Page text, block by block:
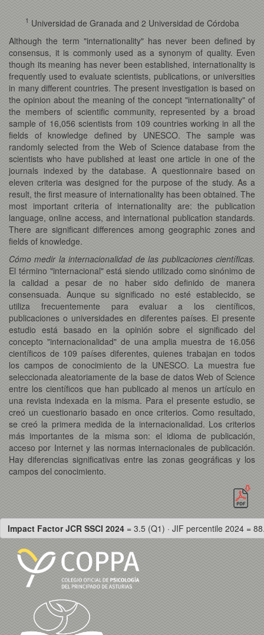
1 Universidad de Granada and 2 Universidad de Córdoba
Although the term "internationality" has never been defined by
consensus, it is commonly used as a synonym of quality. Even
though its meaning has never been established, internationality is
frequently used to evaluate scientists, publications, or universities
in many different countries. The present investigation is based on
the opinion about the meaning of the concept "internationality" of
the members of scientific community, represented by a broad
sample of 16,056 scientists from 109 countries working in all the
fields of knowledge defined by UNESCO. The sample was
randomly selected from the Web of Science database from the
scientists who have published at least one article in one of the
journals indexed by the database. A questionnaire based on
eleven criteria was designed for the purpose of the study. As a
result, the first measure of internationality has been obtained. The
most important criteria of internationality are: the publication
language, online access, and international publication standards.
There are significant differences among geographic zones and
fields of knowledge.
Cómo medir la internacionalidad de las publicaciones científicas.
El término "internacional" está siendo utilizado como sinónimo de
la calidad a pesar de no haber sido definido de manera
consensuada. Aunque su significado no esté establecido, se
utiliza frecuentemente para evaluar a los científicos,
publicaciones o universidades en diferentes países. El presente
estudio está basado en la opinión sobre el significado del
concepto "internacionalidad" de una amplia muestra de 16.056
científicos de 109 países diferentes, quienes trabajan en todos
los campos de conocimiento de la UNESCO. La muestra fue
seleccionada aleatoriamente de la base de datos Web of Science
entre los científicos que han publicado al menos un artículo en
una revista indexada en la misma. Para el presente estudio, se
creó un cuestionario basado en once criterios. Como resultado,
se creó la primera medida de la internacionalidad. Los criterios
más importantes de la misma son: el idioma de publicación,
acceso por Internet y las normas internacionales de publicación.
Hay diferencias significativas entre las zonas geográficas y los
campos del conocimiento.
Impact Factor JCR SSCI 2024 = 3.5 (Q1) · JIF percentile 2024 =